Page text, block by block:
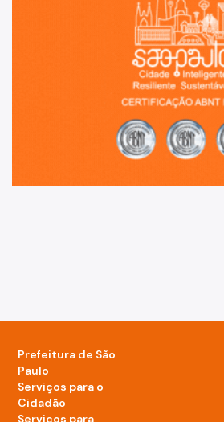
Prefeitura de São
Paulo
Serviços para o
Cidadão
Serviços para